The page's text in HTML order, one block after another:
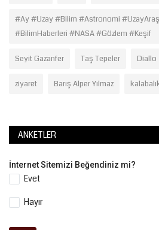
#Ay #Uzay #Bilim #Astronomi
#BilimHaberleri #NASA #Gözlem #Keşif
Seyit Gazanfer Taş Tepeler Diallo
ziyaret Barış Alper Yılmaz
ANKETLER
İnternet Sitemizi Beğendiniz mi?
Evet
Hayır